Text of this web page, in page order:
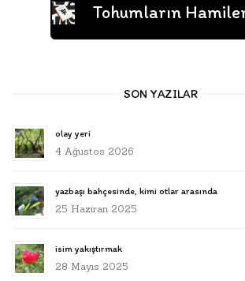
Tohumların
SON YAZILAR
olay yeri
4 Ağustos 2026
yazbaşı bahçesinde, kimi otlar arasında
25 Haziran 2025
isim yakıştırmak
28 Mayıs 2025